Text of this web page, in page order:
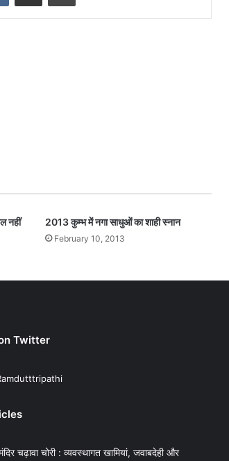
नहीं 2013 कुम्भ में नगा साधुओं का शाही स्नान
February 10, 2013
Twitter
चढ़ावा चोरी : व्यवस्थागत खामियां, जवाबदेही और